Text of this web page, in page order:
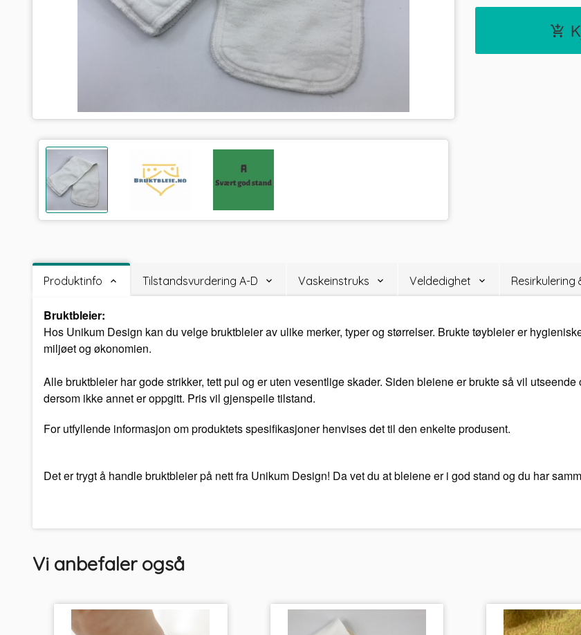
Produktinfo Tilstandsvurdering A-D Vaskeinstruks Veldedighet Resirkulering
Bruktbleier:
Hos Unikum Design kan du velge bruktbleier av ulike merker, typer og størrelser. Brukte tøybleier er
miljøet og økonomien.
Alle bruktbleier har gode strikker, tett pul og er uten vesentlige skader. Siden bleiene er brukte så vil
dersom ikke annet er oppgitt. Pris vil gjenspeile tilstand.
For utfyllende informasjon om produktets spesifikasjoner henvises det til den enkelte produsent.
Det er trygt å handle bruktbleier på nett fra Unikum Design! Da vet du at bleiene er i god stand og du har
Vi anbefaler også